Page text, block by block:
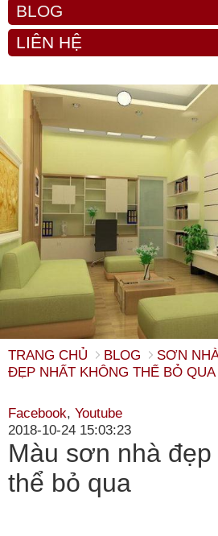
BLOG
LIÊN HỆ
TRANG CHỦ BLOG SƠN
ĐẸP NHẤT KHÔNG THỂ BỎ QUA
Facebook, Youtube
2018-10-24 15:03:23
Màu sơn nhà
thể bỏ qua